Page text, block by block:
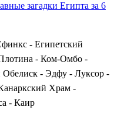
загадки Египта за 6
- Египетский
- Ком-Омбо -
- Эдфу - Луксор -
Храм -
- Каир